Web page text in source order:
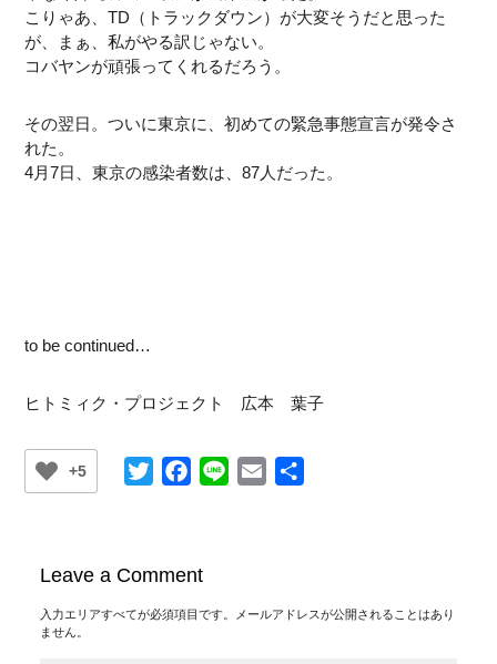
こりゃあ、TD（トラックダウン）が大変そうだと思った
が、まぁ、私がやる訳じゃない。
コバヤンが頑張ってくれるだろう。
その翌日。ついに東京に、初めての緊急事態宣言が発令さ
れた。
4月7日、東京の感染者数は、87人だった。
to be continued…
ヒトミィク・プロジェクト 広本 葉子
+5 TwitterFacebook
Line Email
Leave a Comment
入力エリアすべてが必須項目です。メールアドレスが公開されることはあり
ません。